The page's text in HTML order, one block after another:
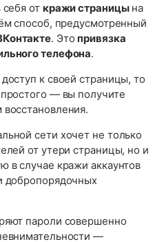
себя от кражи страницына
способ, предусмотренный
. Это привязка
телефона.
к своей страницы, то
— вы получите
сети хочет не только
от утери страницы, но и
в случае кражи аккаунтов
добропорядочных
пароли совершенно
—